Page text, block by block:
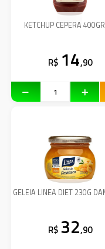
KETCHUP CEPERA
R$ 14,90
GELEIA LINEA DIET 230G
R$ 32,90